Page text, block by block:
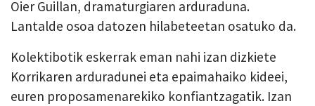
Oier Guillan, dramaturgiaren arduraduna.
Lantalde osoa datozen hilabeteetan osatuko da.
Kolektibotik eskerrak eman nahi izan dizkiete
Korrikaren arduradunei eta epaimahaiko kideei,
euren proposamenarekiko konfiantzagatik. Izan